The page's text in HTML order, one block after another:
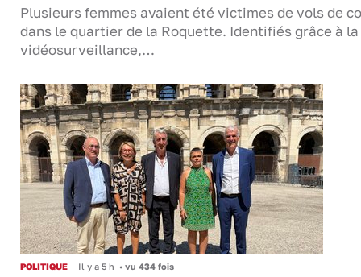
Plusieurs femmes avaient été victimes de vols de
dans le quartier de la Roquette. Identifiés grâce à la
vidéosurveillance,…
POLITIQUE Il y a 5 h • vu 434 fois